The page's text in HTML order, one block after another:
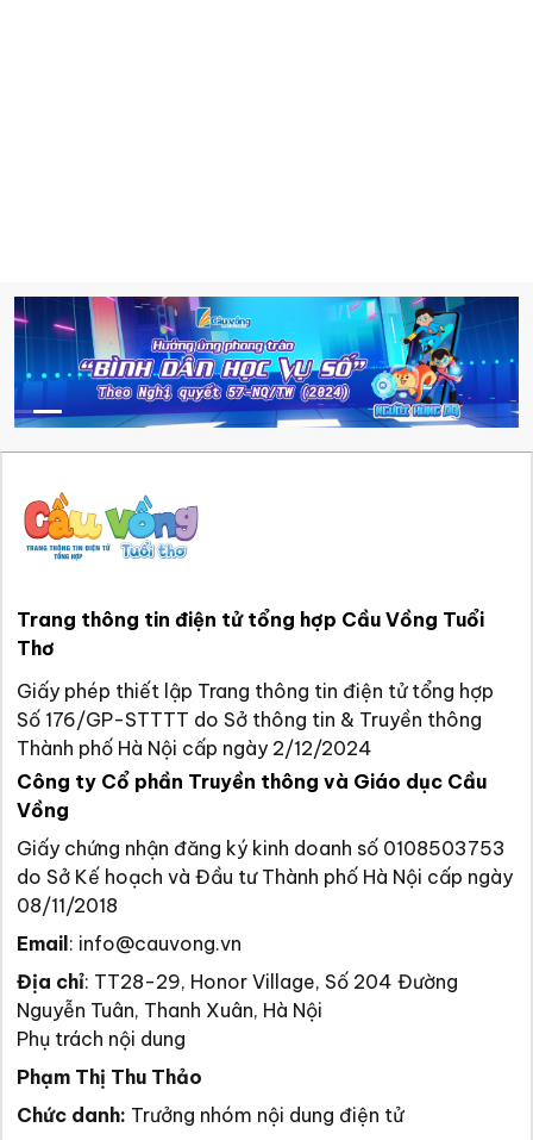
Trang thông tin điện tử tổng hợp Cầu Vồng Tuổi
Thơ
Giấy phép thiết lập Trang thông tin điện tử tổng hợp
Số 176/GP-STTTT do Sở thông tin & Truyền thông
Thành phố Hà Nội cấp ngày 2/12/2024
Công ty Cổ phần Truyền thông và Giáo dục Cầu
Vồng
Giấy chứng nhận đăng ký kinh doanh số 0108503753
do Sở Kế hoạch và Đầu tư Thành phố Hà Nội cấp ngày
08/11/2018
Email : info@cauvong.vn
Địa chỉ: TT28-29, Honor Village, Số 204 Đường
Nguyễn Tuân, Thanh Xuân, Hà Nội
Phụ trách nội dung
Phạm Thị Thu Thảo
Chức danh: Trưởng nhóm nội dung điện tử